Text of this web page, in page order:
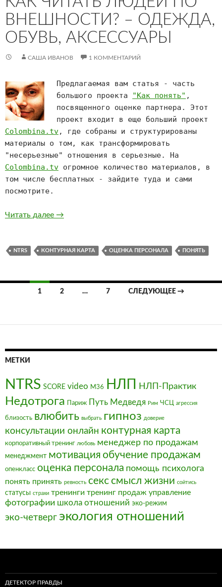
ВНЕШНОСТИ? – ОДЕЖДА,
ОБУВЬ, АКСЕССУАРЫ
САША ИВАНОВ 1 КОММЕНТАРИЙ
Предлагаемая вам статья - часть
большого проекта
"Как понять" ,
посвященного оценке партнера. Этот
проект входит в еще больший проект
Colombina.tv, где собраны и структурированы
материалы о том, как трансформировать
"несерьезные" отношения в серьезные. На
Colombina.tv огромное количество материалов, в
том числе бесплатных - зайдите туда и сами
посмотрите.
Читать далее Как читать людей по внешности? – одежда,
→
NTRS КОНТУРНАЯ КАРТА ОЦЕНКА ПЕРСОНАЛА ПОНЯТЬ
Навигация
записям
1 2 … 7 СЛЕДУЮЩЕЕ →
МЕТКИ
NTRS SCORE video М36 НЛП НЛП-Практик
Недотрога Париж Путь Медведя Рим ЧСЦ агрессия
близость влюбить выбрать гипноз доверие
консультации онлайн контурная карта
корпоративный тренинг любовь менеджер по продажам
менеджмент мотивация обучение продажам
опенкласс оценка персонала помощь психолога
понять принять ревность секссмысл жизни сойтись
статусы страхи тренинги тренинг продаж управление
фотографии школа отношений эко-режим
эко-четверг экология отношений
ДЕТЕКТОР ПРАВДЫ